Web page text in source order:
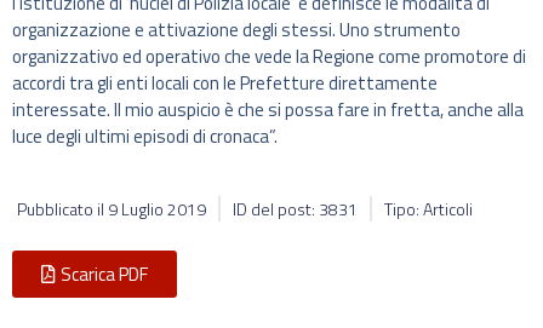
organizzazione e attivazione degli stessi. Uno strumento
organizzativo ed operativo che vede la Regione come promotore di
accordi tra gli enti locali con le Prefetture direttamente
interessate. Il mio auspicio è che si possa fare in fretta, anche alla
luce degli ultimi episodi di cronaca”.
Pubblicato il 9 Luglio 2019 ID del post: 3831 Tipo: Articoli
Scarica PDF